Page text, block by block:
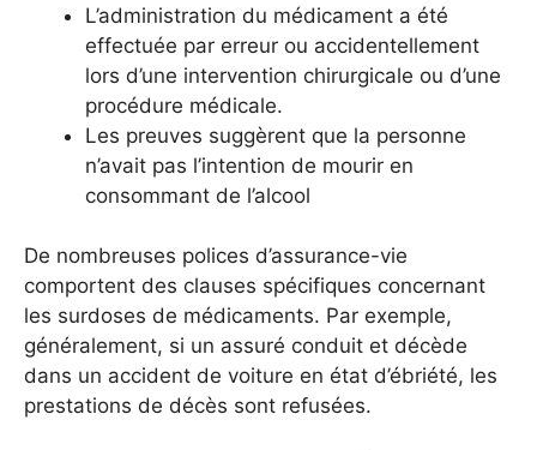
L’administration du médicament a été
effectuée par erreur ou accidentellement
lors d’une intervention chirurgicale ou d’une
procédure médicale.
Les preuves suggèrent que la personne
n’avait pas l’intention de mourir en
consommant de l’alcool
De nombreuses polices d’assurance-vie
comportent des clauses spécifiques concernant
les surdoses de médicaments. Par exemple,
généralement, si un assuré conduit et décède
dans un accident de voiture en état d’ébriété, les
prestations de décès sont refusées.